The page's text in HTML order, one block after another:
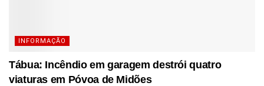
INFORMAÇÃO
Tábua: Incêndio em garagem destrói quatro
viaturas em Póvoa de Midões